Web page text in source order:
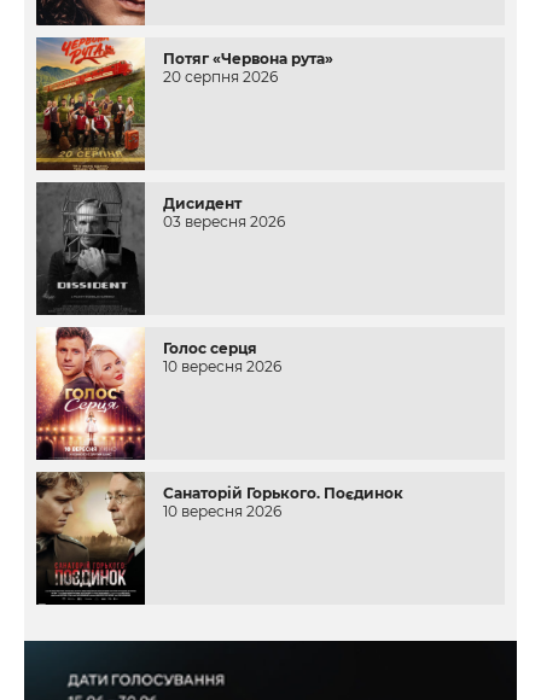
Потяг «Червона рута»
20 серпня 2026
Дисидент
03 вересня 2026
Голос серця
10 вересня 2026
Санаторій Горького. Поєдинок
10 вересня 2026